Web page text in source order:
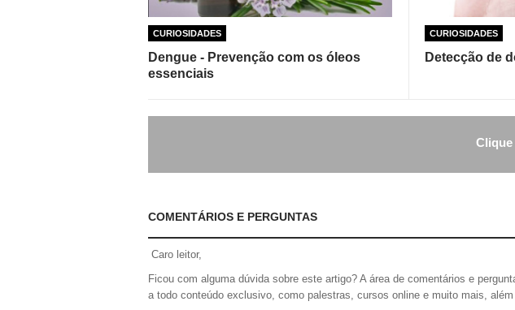
CURIOSIDADES
Dengue - Prevenção com os óleos
essenciais
CURIOSIDADES
Detecção de
Clique
COMENTÁRIOS E PERGUNTAS
Caro leitor,
Ficou com alguma dúvida sobre este artigo? A área de comentários e
a todo conteúdo exclusivo, como palestras, cursos online e muito mais,